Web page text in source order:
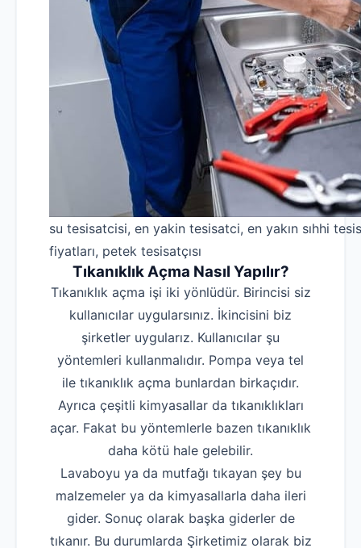
su tesisatcisi, en yakin tesisatci, en yakın sıhhi
fiyatları, petek tesisatçısı
Tıkanıklık Açma Nasıl Yapılır?
Tıkanıklık açma işi iki yönlüdür. Birincisi siz
kullanıcılar uygularsınız. İkincisini biz
şirketler uygularız. Kullanıcılar şu
yöntemleri kullanmalıdır. Pompa veya tel
ile tıkanıklık açma bunlardan birkaçıdır.
Ayrıca çeşitli kimyasallar da tıkanıklıkları
açar. Fakat bu yöntemlerle bazen tıkanıklık
daha kötü hale gelebilir.
Lavaboyu ya da mutfağı tıkayan şey bu
malzemeler ya da kimyasallarla daha ileri
gider. Sonuç olarak başka giderler de
tıkanır. Bu durumlarda Şirketimiz olarak biz